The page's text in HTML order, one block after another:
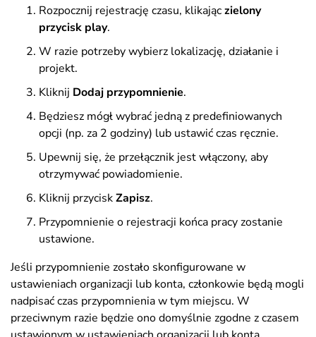
Rozpocznij rejestrację czasu, klikajączielony
przycisk play.
W razie potrzeby wybierz lokalizację, działanie i
projekt.
Kliknij Dodaj przypomnienie.
Będziesz mógł wybrać jedną z predefiniowanych
opcji (np. za 2 godziny) lub ustawić czas ręcznie.
Upewnij się, że przełącznik jest włączony, aby
otrzymywać powiadomienie.
Kliknij przyciskZapisz.
Przypomnienie o rejestracji końca pracy zostanie
ustawione.
Jeśli przypomnienie zostało skonfigurowane w
ustawieniach organizacji lub konta, członkowie będą mogli
nadpisać czas przypomnienia w tym miejscu. W
przeciwnym razie będzie ono domyślnie zgodne z czasem